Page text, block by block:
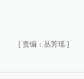
[ 责编：丛芳瑶 ]